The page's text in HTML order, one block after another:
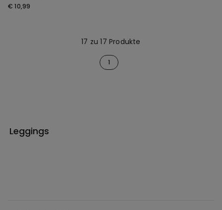
€ 10,99
17 zu 17 Produkte
1
Leggings